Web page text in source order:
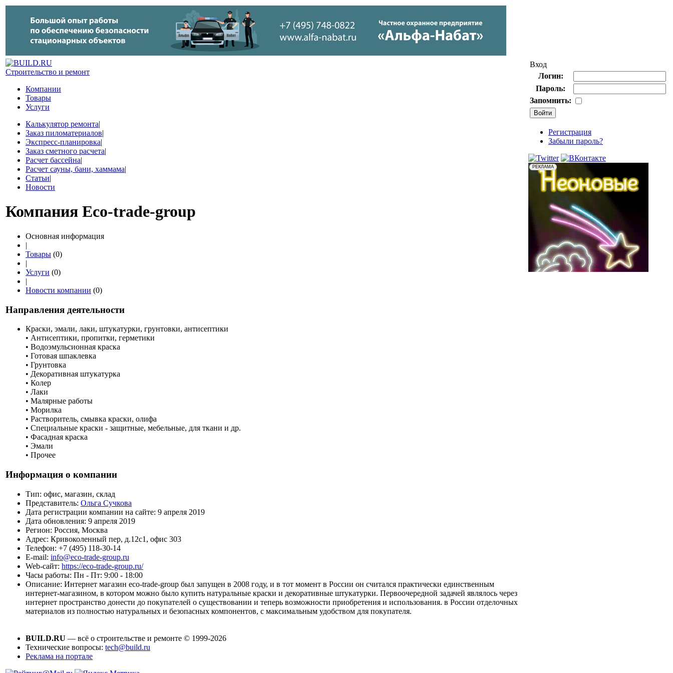
Строительство и ремонт
Компании
Товары
Услуги
Калькулятор ремонта|
Заказ пиломатериалов|
Экспресс-планировка|
Заказ сметного расчета|
Расчет бассейна|
Расчет сауны, бани, хаммама|
Статьи|
Новости
Компания Eco-trade-group
Основная информация
|
Товары (0)
|
Услуги (0)
|
Новости компании (0)
Направления деятельности
Краски, эмали, лаки, штукатурки, грунтовки, антисептики
• Антисептики, пропитки, герметики
• Водоэмульсионная краска
• Готовая шпаклевка
• Грунтовка
• Декоративная штукатурка
• Колер
• Лаки
• Малярные работы
• Морилка
• Растворитель, смывка краски, олифа
• Специальные краски - защитные, мебельные, для ткани и др.
• Фасадная краска
• Эмали
• Прочее
Информация о компании
Тип: офис, магазин, склад
Представитель: Ольга Сучкова
Дата регистрации компании на сайте: 9 апреля 2019
Дата обновления: 9 апреля 2019
Регион: Россия, Москва
Адрес: Кривоколенный пер, д.12с1, офис 303
Телефон: +7 (495) 118-30-14
E-mail: info@eco-trade-group.ru
Web-сайт: https://eco-trade-group.ru/
Часы работы: Пн - Пт: 9:00 - 18:00
Описание: Интернет магазин eco-trade-group был запущен в 2008 году, и в тот момент в России он считался практически единственным
интернет-магазином, в котором можно было купить натуральные краски и декоративные штукатурки. Первоочередной задачей являлось через
интернет пространство донести до покупателей о существовании и теперь возможности приобретения и использования. в России отделочных
материалов из полностью натуральных и безопасных компонентов, с максимальным удобством для покупателя.
Вход
Логин:
Пароль:
Запомнить:
Регистрация
Забыли пароль?
BUILD.RU — всё о строительстве и ремонте © 1999-2026
Технические вопросы: tech@build.ru
Реклама на портале